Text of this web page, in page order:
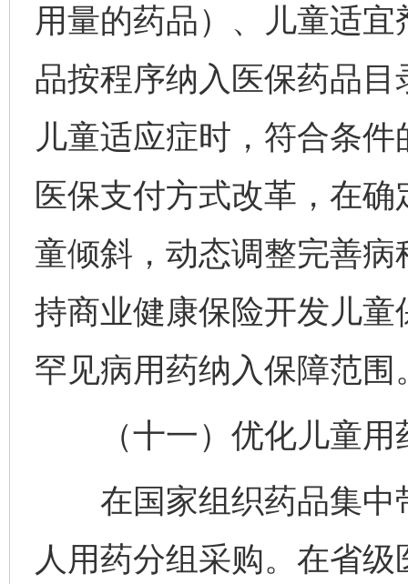
用量的药品）、儿童适
品按程序纳入医保药品
儿童适应症时，符合条
医保支付方式改革，在
童倾斜，动态调整完善
持商业健康保险开发儿
罕见病用药纳入保障范围
（十一）优化儿童用
在国家组织药品集中
人用药分组采购。在省